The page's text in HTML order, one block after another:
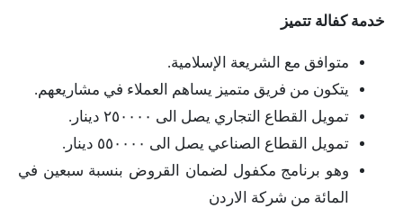
خدمة كفالة تتميز
متوافق مع الشريعة الإسلامية.
يتكون من فريق متميز يساهم العملاء في مشاريعهم.
تمويل القطاع التجاري يصل الى ٢٥٠٠٠٠ دينار.
تمويل القطاع الصناعي يصل الى ٥٥٠٠٠٠ دينار.
وهو برنامج مكفول لضمان القروض بنسبة سبعين في
المائة من شركة الاردن